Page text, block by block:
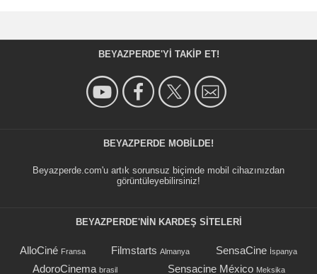
BEYAZPERDE'YI TAKIP ET!
BEYAZPERDE MOBILDE!
Beyazperde.com'u artık sorunsuz biçimde mobil cihazınızdan
görüntüleyebilirsiniz!
BEYAZPERDE'NIN KARDEŞ SİTELERİ
AlloCiné Fransa Filmstarts Almanya SensaCine İspanya
AdoroCinema brasil Sensacine México Meksika